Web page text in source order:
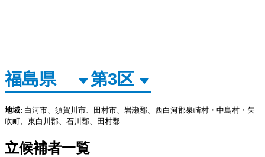
地域: 白河市、須賀川市、田村市、岩瀬郡、西白河郡泉崎村・中島村・矢
吹町、東白川郡、石川郡、田村郡
立候補者一覧